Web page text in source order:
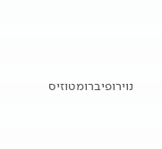
נוירופיברומטוזיס